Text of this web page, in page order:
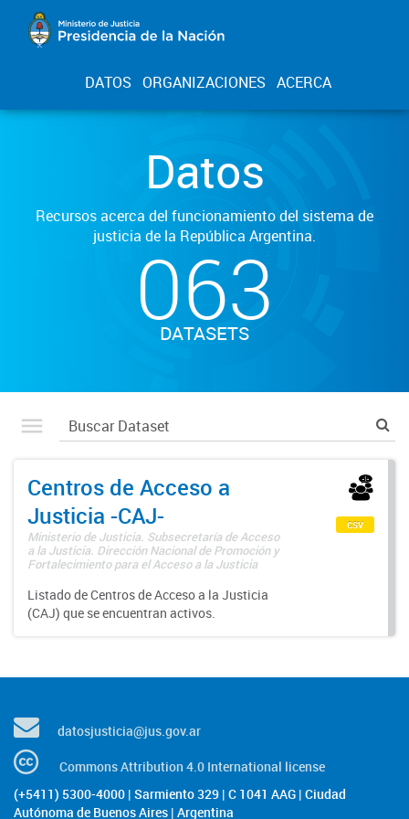
DATOS ORGANIZACIONES ACERCA
Datos
Recursos acerca del funcionamiento del sistema de
justicia de la República Argentina.
063
DATASETS
Centros de Acceso a
Justicia -CAJ-
Ministerio de Justicia. Subsecretaría de Acceso
a la Justicia. Dirección Nacional de Promoción y
Fortalecimiento para el Acceso a la Justicia
Listado de Centros de Acceso a la Justicia
(CAJ) que se encuentran activos.
csv
datosjusticia@jus.gov.ar
Commons Attribution 4.0 International license
(+5411) 5300-4000 | Sarmiento 329 | C 1041 AAG | Ciudad
Autónoma de Buenos Aires | Argentina